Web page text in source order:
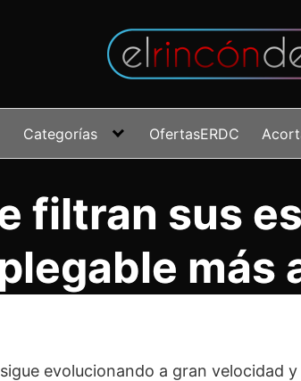
Categorías OfertasERDC
filtran sus
más
evolucionando a gran velocidad